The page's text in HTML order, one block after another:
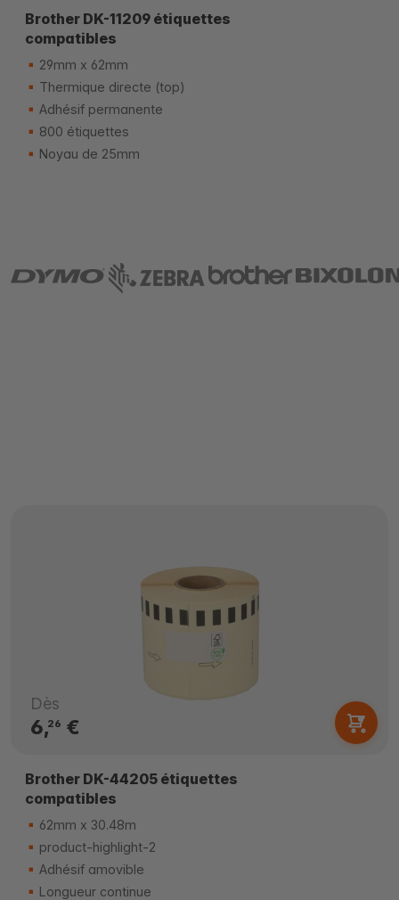
Brother DK-11209 étiquettes
compatibles
29mm x 62mm
Thermique directe (top)
Adhésif permanente
800 étiquettes
Noyau de 25mm
Dès
6,26 €
Brother DK-44205 étiquettes
compatibles
62mm x 30.48m
product-highlight-2
Adhésif amovible
Longueur continue